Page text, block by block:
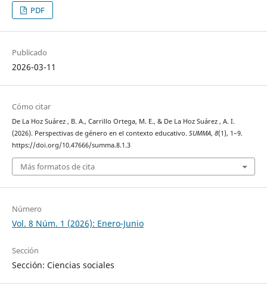
PDF
Publicado
2026-03-11
Cómo citar
De La Hoz Suárez , B. A., Carrillo Ortega, M. E., & De La Hoz Suárez , A. I.
(2026). Perspectivas de género en el contexto educativo. SUMMA, 8(1), 1–9.
https://doi.org/10.47666/summa.8.1.3
Más formatos de cita
Número
Vol. 8 Núm. 1 (2026): Enero-Junio
Sección
Sección: Ciencias sociales